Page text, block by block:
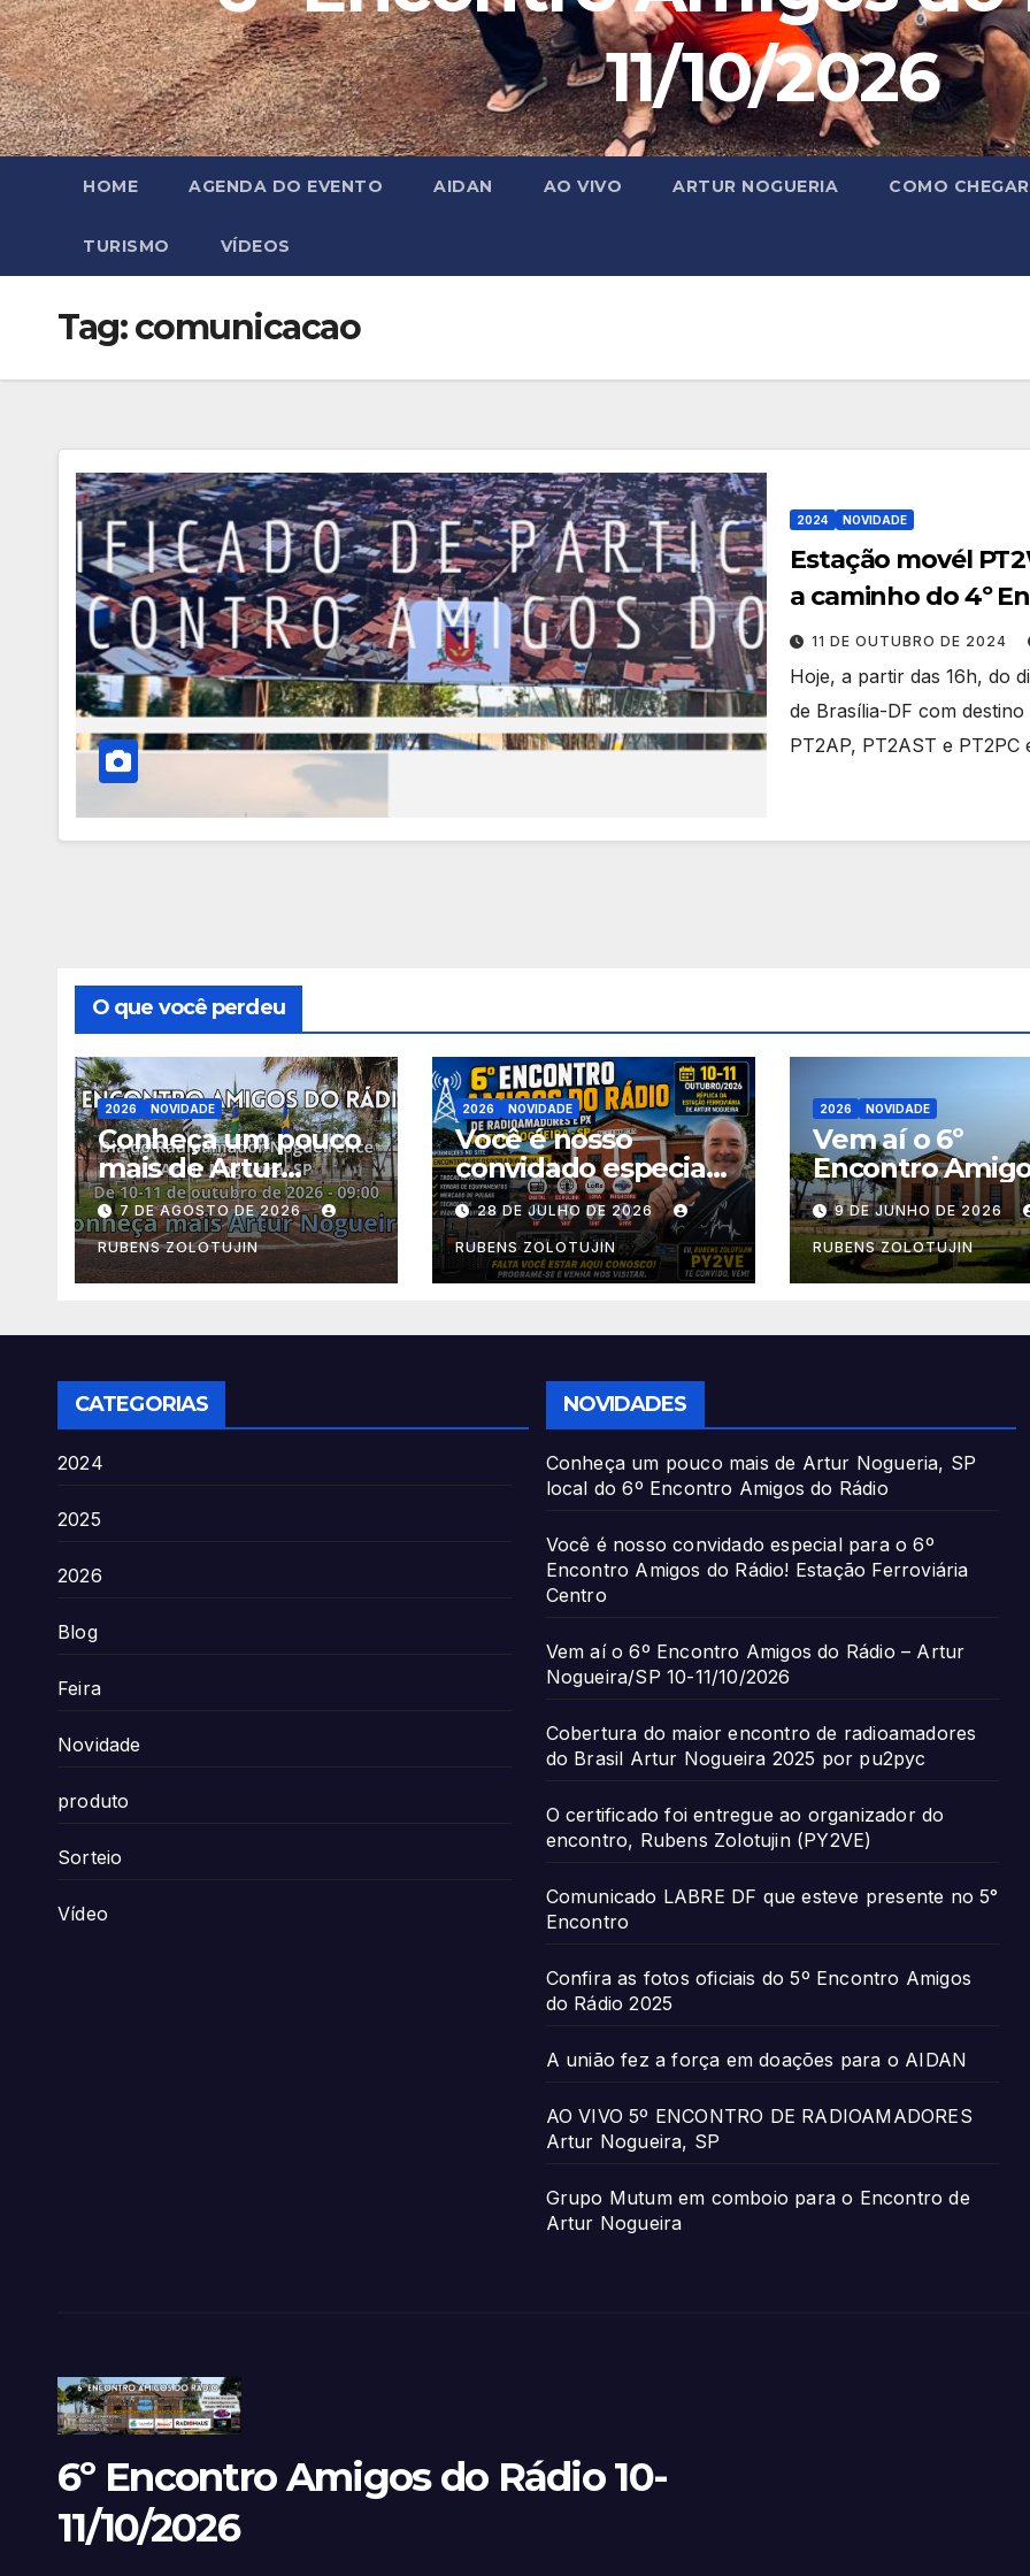
11/10/2026
HOME AGENDA DO EVENTO AIDAN AO VIVO ARTUR NOGUERIA COMO CHEGAR
TURISMO VÍDEOS
Tag:comunicacao
2024 NOVIDADE
Estação movél
a caminho do 4º
11 DE OUTUBRO DE 2024
Hoje, a partir das 16h, do
de Brasília-DF com
PT2AP, PT2AST e PT2PC
O que você perdeu
2026 NOVIDADE
Conheça um pouco
mais de Artur
Nogueria, SP local
do 6º Encontro
Amigos do Rádio
7 DE AGOSTO DE 2026
RUBENS ZOLOTUJIN
2026 NOVIDADE
Você é nosso
convidado especial
para o 6º Encontro
Amigos do Rádio!
Estação Ferroviária
Centro
28 DE JULHO DE 2026
RUBENS ZOLOTUJIN
2026 NOVIDADE
Vem aí o 6º
Encontro
Rádio – Artur
Nogueira/SP 10-
11/10/2026
9 DE JUNHO DE 2026
RUBENS ZOLOTUJIN
CATEGORIAS
2024
2025
2026
Blog
Feira
Novidade
produto
Sorteio
Vídeo
NOVIDADES
Conheça um pouco mais de Artur Nogueria, SP
local do 6º Encontro Amigos do Rádio
Você é nosso convidado especial para o 6º
Encontro Amigos do Rádio! Estação Ferroviária
Centro
Vem aí o 6º Encontro Amigos do Rádio – Artur
Nogueira/SP 10-11/10/2026
Cobertura do maior encontro de radioamadores
do Brasil Artur Nogueira 2025 por pu2pyc
O certificado foi entregue ao organizador do
encontro, Rubens Zolotujin (PY2VE)
Comunicado LABRE DF que esteve presente no 5°
Encontro
Confira as fotos oficiais do 5º Encontro Amigos
do Rádio 2025
A união fez a força em doações para o AIDAN
AO VIVO 5º ENCONTRO DE RADIOAMADORES
Artur Nogueira, SP
Grupo Mutum em comboio para o Encontro de
Artur Nogueira
6º Encontro Amigos do Rádio 10-
11/10/2026